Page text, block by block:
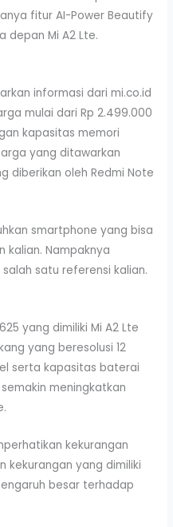
fitur AI-Power Beautify
depan Mi A2 Lte.
informasi dari mi.co.id
mulai dari Rp 2.499.000
kapasitas memori
yang ditawarkan
diberikan oleh Redmi Note
smartphone yang bisa
kalian. Nampaknya
satu referensi kalian.
yang dimiliki Mi A2 Lte
yang beresolusi 12
serta kapasitas baterai
meningkatkan
kekurangan
kekurangan yang dimiliki
besar terhadap